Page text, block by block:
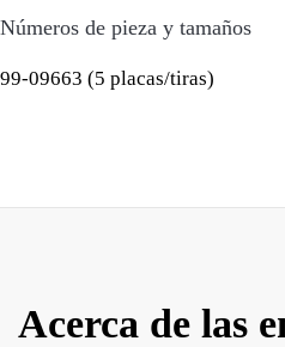
Números de pieza y tamaños
99-09663 (5 placas/tiras)
Acerca de las